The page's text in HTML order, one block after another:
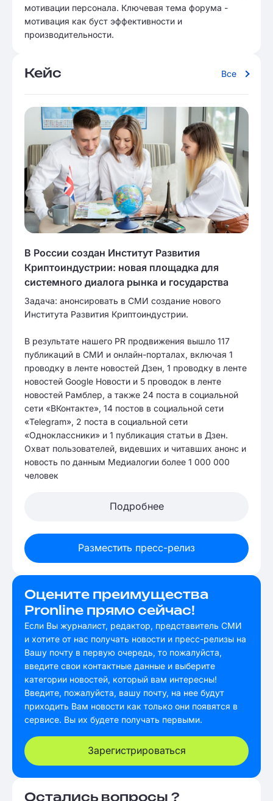
мотивации персонала. Ключевая тема форума -
мотивация как буст эффективности и
производительности.
Кейс Все
В России создан Институт Развития
Криптоиндустрии: новая площадка для
системного диалога рынка и государства
Задача: анонсировать в СМИ создание нового
Института Развития Криптоиндустрии.
В результате нашего PR продвижения вышло 117
публикаций в СМИ и онлайн-порталах, включая 1
проводку в ленте новостей Дзен, 1 проводку в ленте
новостей Google Новости и 5 проводок в ленте
новостей Рамблер, а также 24 поста в социальной
сети «ВКонтакте», 14 постов в социальной сети
«Telegram», 2 поста в социальной сети
«Одноклассники» и 1 публикация статьи в Дзен.
Охват пользователей, видевших и читавших анонс и
новость по данным Медиалогии более 1 000 000
человек
Подробнее
Разместить пресс-релиз
Оцените преимущества
Pronline прямо сейчас!
Если Вы журналист, редактор, представитель СМИ
и хотите от нас получать новости и пресс-релизы на
Вашу почту в первую очередь, то пожалуйста,
введите свои контактные данные и выберите
категории новостей, который вам интересны!
Введите, пожалуйста, вашу почту, на нее будут
приходить Вам новости как только они появятся в
сервисе. Вы их будете получать первыми.
Зарегистрироваться
Остались вопросы ?